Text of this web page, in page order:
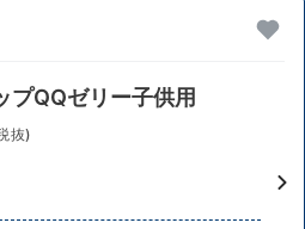
プQQゼリー子供用
抜)